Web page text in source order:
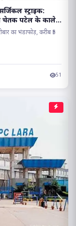
स्ट्राइक:
चेतक पटेल के काले
का भंडाफोड़, करीब ₹5
51